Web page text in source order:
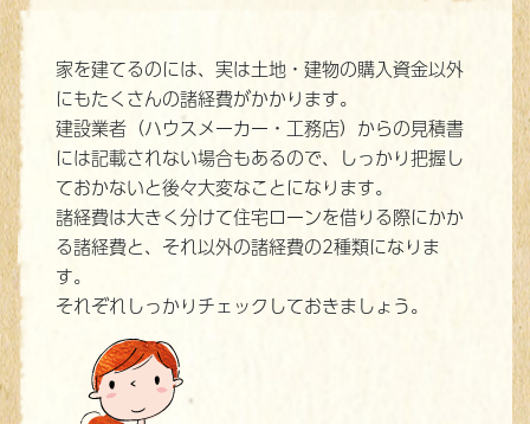
家を建てるのには、実は土地・建物の購入資金以外
にもたくさんの諸経費がかかります。
建設業者（ハウスメーカー・工務店）からの見積書
には記載されない場合もあるので、しっかり把握し
ておかないと後々大変なことになります。
諸経費は大きく分けて住宅ローンを借りる際にかか
る諸経費と、それ以外の諸経費の2種類になりま
す。
それぞれしっかりチェックしておきましょう。